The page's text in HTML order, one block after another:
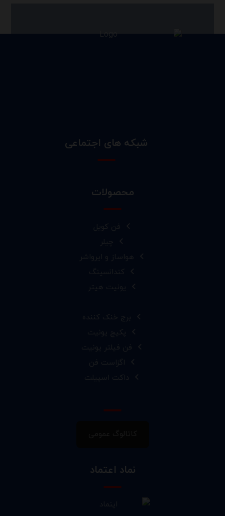
شبکه های اجتماعی
محصولات
فن کویل
چیلر
هواساز و ایرواشر
کندانسینگ
یونیت هیتر
برج خنک کننده
پکیج یونیت
فن فیلتر یونیت
اگزاست فن
داکت اسپیلت
نماد اعتماد